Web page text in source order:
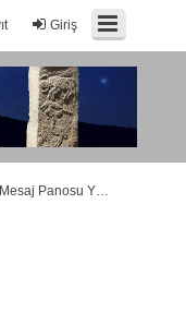
Giriş
Bir Mesaj Panosu Yöneticisi ile iletişime geçin